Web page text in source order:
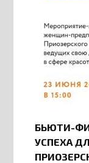
БЬЮТИ-
УСПЕХА